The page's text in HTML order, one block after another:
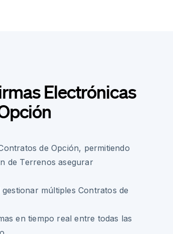
Electrónicas
de Opción, permitiendo
de Terrenos asegurar
múltiples Contratos de
en tiempo real entre todas las